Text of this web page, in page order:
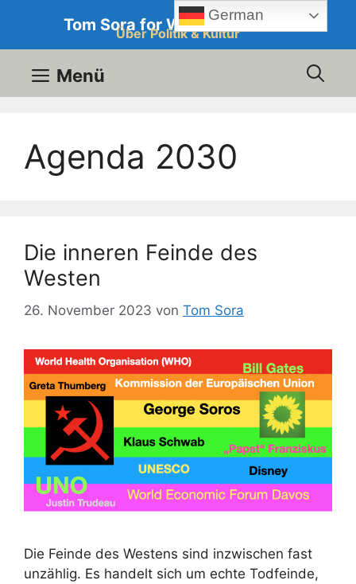
springen
Tom Sora for Western Culture
Über Politik & Kultur
Menü
Agenda 2030
Die inneren Feinde des
Westen
26. November 2023 von Tom Sora
Die Feinde des Westens sind inzwischen fast
unzählig. Es handelt sich um echte Todfeinde,
German